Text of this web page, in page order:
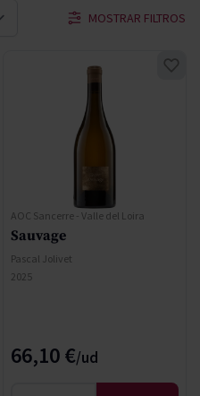
MOSTRAR FILTROS
AOC Sancerre - Valle del Loira
Sauvage
Pascal Jolivet
2025
66,10 €